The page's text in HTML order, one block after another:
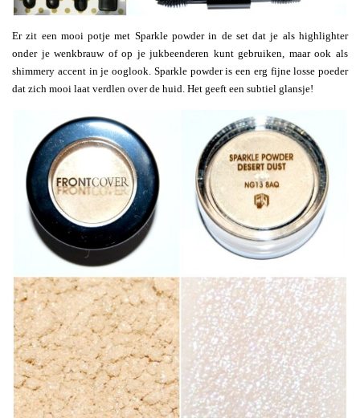
Er zit een mooi potje met Sparkle powder in de set dat je als highlighter
onder je wenkbrauw of op je jukbeenderen kunt gebruiken, maar ook als
shimmery accent in je ooglook. Sparkle powder is een erg fijne losse poeder
dat zich mooi laat verdlen over de huid. Het geeft een subtiel glansje!